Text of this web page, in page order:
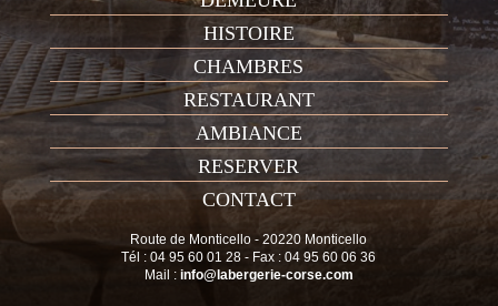
Route de Monticello - 20220 Monticello
Tél : 04 95 60 01 28 - Fax : 04 95 60 06 36
Mail : info@labergerie-corse.com
HISTOIRE
CHAMBRES
RESTAURANT
AMBIANCE
RESERVER
CONTACT